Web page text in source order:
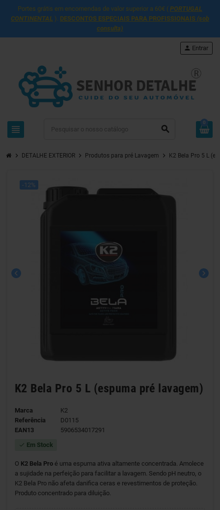
Portes grátis em encomendas de valor superior a 60€ ( PORTUGAL
CONTINENTAL ). DESCONTOS ESPECIAIS PARA PROFISSIONAIS (sob
consulta)
view_headline search
person Entrar
0
chevron_right DETALHE EXTERIOR chevron_right Produtos para pré Lavagem chevron_right K2 Bela Pro 5 L
chevron_left chevron_right
-12%
K2 Bela Pro 5 L (espuma pré lavagem)
Marca
K2
Referência
D0115
EAN13
5906534017291
check Em Stock
O K2 Bela Pro é uma espuma ativa altamente concentrada. Amolece
a sujidade na perfeição para facilitar a lavagem. Sendo pH neutro, o
K2 Bela Pro não afeta danifica ceras e revestimentos de proteção.
Produto concentrado para diluição.